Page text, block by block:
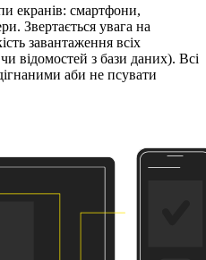
екранів: смартфони,
Звертається увага на
завантаження всіх
відомостей з бази даних). Всі
аби не псувати